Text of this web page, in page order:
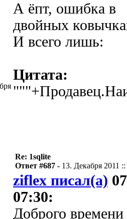
А ёпт, ошибка в
двойных
И всего лишь:
Цитата:
Re: 1sqlite
Ответ #687 - 13. Декабря 2011
ziflex писал(а)
07:30:
Доброго времени